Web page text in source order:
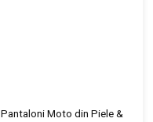
Pantaloni Moto din Piele &